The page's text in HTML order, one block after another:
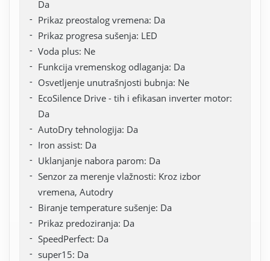
Da
Prikaz preostalog vremena: Da
Prikaz progresa sušenja: LED
Voda plus: Ne
Funkcija vremenskog odlaganja: Da
Osvetljenje unutrašnjosti bubnja: Ne
EcoSilence Drive - tih i efikasan inverter motor:
Da
AutoDry tehnologija: Da
Iron assist: Da
Uklanjanje nabora parom: Da
Senzor za merenje vlažnosti: Kroz izbor
vremena, Autodry
Biranje temperature sušenje: Da
Prikaz predoziranja: Da
SpeedPerfect: Da
super15: Da